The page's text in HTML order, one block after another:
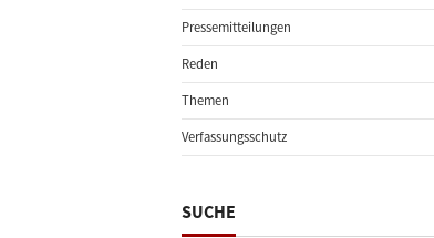
Pressemitteilungen
Reden
Themen
Verfassungsschutz
SUCHE